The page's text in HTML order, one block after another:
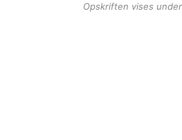
Opskriften vises